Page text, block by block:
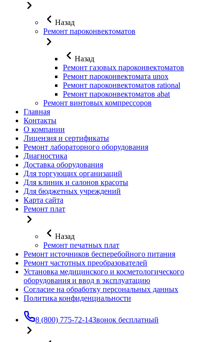
Назад
Ремонт пароконвектоматов
Назад
Ремонт газовых пароконвектоматов
Ремонт пароконвектомата unox
Ремонт пароконвектоматов rational
Ремонт пароконвектоматов abat
Ремонт винтовых компрессоров
Главная
Контакты
О компании
Лицензия и сертификаты
Ремонт лабораторного оборудования
Диагностика
Доставка оборудования
Для торгующих организаций
Для клиник и салонов красоты
Для бюджетных учреждений
Карта сайта
Ремонт плат
Назад
Ремонт печатных плат
Ремонт источников бесперебойного питания
Ремонт частотных преобразователей
Установка медицинского и косметологического
оборудования и ввод в эксплуатацию
Согласие на обработку персональных данных
Политика конфиденциальности
8 (800) 775-72-14Звонок бесплатный